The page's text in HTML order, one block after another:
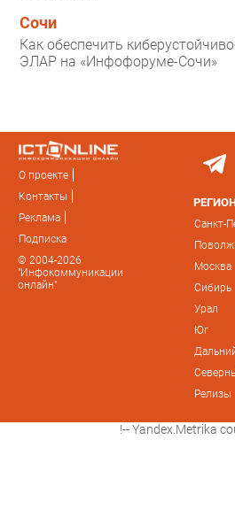
Сочи
Как обеспечить
ЭЛАР на «Инфофоруме-Сочи»
О проекте
Контакты
Реклама
Подписка
© 2004-2026
"Инфокоммуникации
онлайн"
Санкт-
Москва
Сибирь
Урал
Юг
Релизы
!-- Yandex.Metrika